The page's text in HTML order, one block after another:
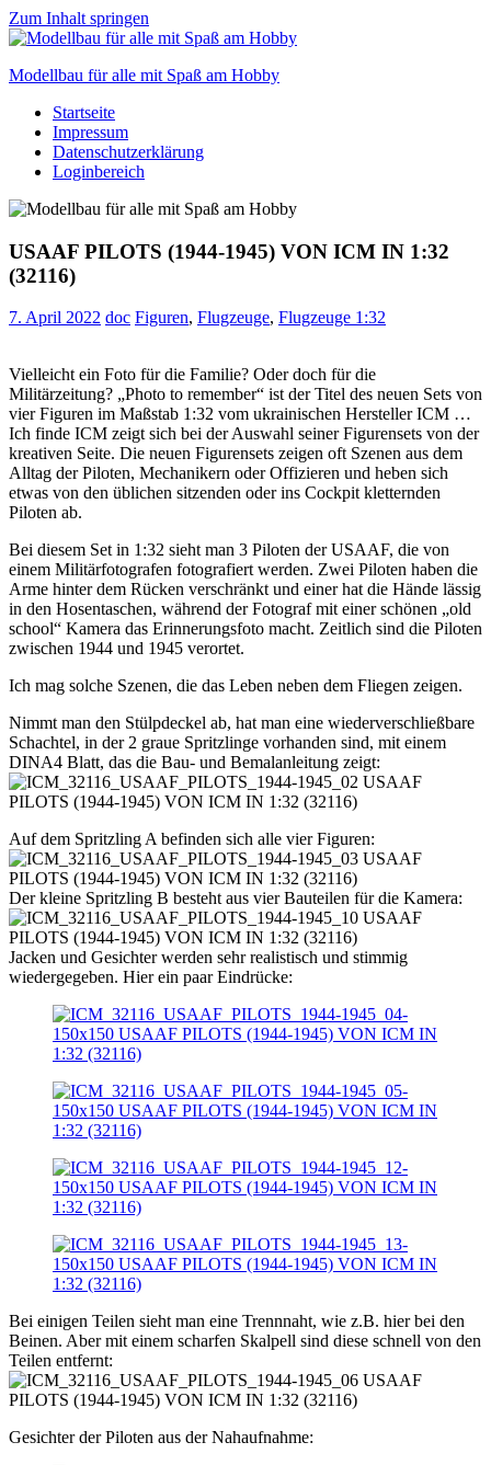
Zum Inhalt springen
Modellbau für alle mit Spaß am Hobby
Scale
modelling
to
Startseite
Impressum
Datenschutzerklärung
Loginbereich
USAAF PILOTS (1944-1945) VON ICM IN 1:32
(32116)
7. April 2022 doc Figuren, Flugzeuge, Flugzeuge 1:32
Vielleicht ein Foto für die Familie? Oder doch für die
Militärzeitung? „Photo to remember“ ist der Titel des neuen Sets von
vier Figuren im Maßstab 1:32 vom ukrainischen Hersteller ICM …
Ich finde ICM zeigt sich bei der Auswahl seiner Figurensets von der
kreativen Seite. Die neuen Figurensets zeigen oft Szenen aus dem
Alltag der Piloten, Mechanikern oder Offizieren und heben sich
etwas von den üblichen sitzenden oder ins Cockpit kletternden
Piloten ab.
Bei diesem Set in 1:32 sieht man 3 Piloten der USAAF, die von
einem Militärfotografen fotografiert werden. Zwei Piloten haben die
Arme hinter dem Rücken verschränkt und einer hat die Hände lässig
in den Hosentaschen, während der Fotograf mit einer schönen „old
school“ Kamera das Erinnerungsfoto macht. Zeitlich sind die Piloten
zwischen 1944 und 1945 verortet.
Ich mag solche Szenen, die das Leben neben dem Fliegen zeigen.
Nimmt man den Stülpdeckel ab, hat man eine wiederverschließbare
Schachtel, in der 2 graue Spritzlinge vorhanden sind, mit einem
DINA4 Blatt, das die Bau- und Bemalanleitung zeigt:
Auf dem Spritzling A befinden sich alle vier Figuren:
Der kleine Spritzling B besteht aus vier Bauteilen für die Kamera:
Jacken und Gesichter werden sehr realistisch und stimmig
wiedergegeben. Hier ein paar Eindrücke:
Bei einigen Teilen sieht man eine Trennnaht, wie z.B. hier bei den
Beinen. Aber mit einem scharfen Skalpell sind diese schnell von den
Teilen entfernt:
Gesichter der Piloten aus der Nahaufnahme: